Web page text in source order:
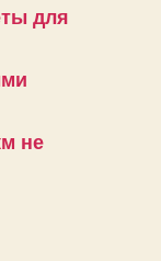
для
не